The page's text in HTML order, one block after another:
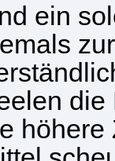
ein
die
höhere